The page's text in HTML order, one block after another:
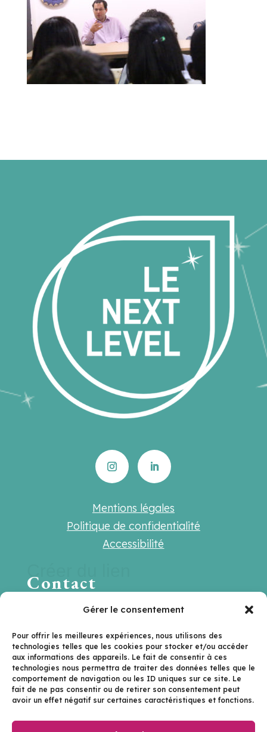
Gérer le consentement
Pour offrir les meilleures expériences, nous utilisons des
technologies telles que les cookies pour stocker et/ou accéder
aux informations des appareils. Le fait de consentir à ces
technologies nous permettra de traiter des données telles que le
comportement de navigation ou les ID uniques sur ce site. Le
fait de ne pas consentir ou de retirer son consentement peut
avoir un effet négatif sur certaines caractéristiques et fonctions.
Mentions légales
Politique de confidentialité
Accessibilité
Contact
Une question ? Une suggestion ? Une
Contactez-nous sur
hello@lenextlevel.org
Je m'inscris à la newsletter